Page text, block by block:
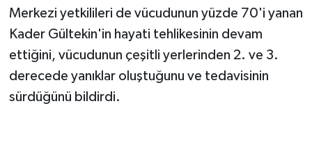
Merkezi yetkilileri de vücudunun yüzde 70'i yanan
Kader Gültekin'in hayati tehlikesinin devam
ettiğini, vücudunun çeşitli yerlerinden 2. ve 3.
derecede yanıklar oluştuğunu ve tedavisinin
sürdüğünü bildirdi.